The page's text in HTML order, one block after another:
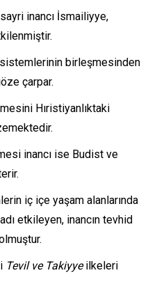
inancı İsmailiyye,
sistemlerinin birleşmesinden
çarpar.
Hıristiyanlıktaki
inancı ise Budist ve
iç içe yaşam alanlarında
etkileyen, inancın tevhid
Tevil ve Takiyyeilkeleri